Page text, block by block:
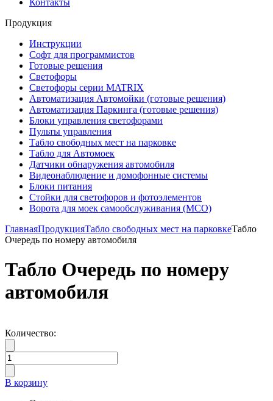
Контакты
Продукция
Инструкции
Софт для программистов
Готовые решения
Светофоры
Светофоры серии MATRIX
Автоматизация Автомойки (готовые решения)
Автоматизация Паркинга (готовые решения)
Блоки управления светофорами
Пульты управления
Табло свободных мест на парковке
Табло для Автомоек
Датчики обнаружения автомобиля
Видеонаблюдение и домофонные системы
Блоки питания
Стойки для светофоров и фотоэлементов
Ворота для моек самообслуживания (МСО)
ГлавнаяПродукцияТабло свободных мест на парковкеТабло
Очередь по номеру автомобиля
Табло Очередь по номеру
автомобиля
Количество:
В корзину